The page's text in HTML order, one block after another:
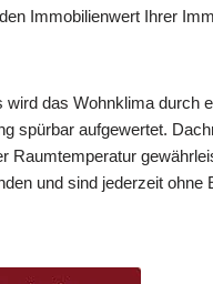
Immobilienwert Ihrer
wird das Wohnklima durch
spürbar aufgewertet.
Raumtemperatur
und sind jederzeit ohne